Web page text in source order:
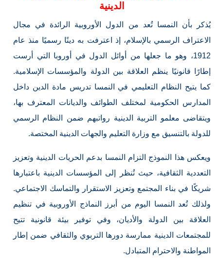
الدينية
يُذكر بأن النمسا تُعد من الدول الأوروبية الرائدة في مجال
الاعتراف الرسمي بالإسلام، إذ اعترفت به دينًا رسميًا منذ عام
1912، وهو ما جعلها من أوائل الدول في أوروبا التي أرست
إطارًا قانونيًا ينظم العلاقة بين الدولة والمؤسسات الإسلامية.
كما يتيح النظام التعليمي في النمسا تدريس مادة الدين داخل
المدارس الحكومية لمختلف الطوائف والديانات المعترف بها،
ويتقاضى معلمو التربية الدينية رواتبهم ضمن النظام الرسمي
للدولة بالتنسيق مع وزارة التعليم والجهات الدينية المختصة.
ويعكس هذا النموذج التزام النمسا بدعم الحريات الدينية وتعزيز
التعددية الثقافية، حيث تُنظر إلى المؤسسات الدينية باعتبارها
شريكًا في بناء المجتمع وتعزيز الاستقرار والتماسك الاجتماعي.
ولذلك تُعد النمسا اليوم من أبرز النماذج الأوروبية في تنظيم
العلاقة بين الدولة والأديان، وفي توفير بيئة قانونية تتيح
للمجتمعات الدينية ممارسة دورها التربوي والثقافي ضمن إطار
المواطنة والاحترام المتبادل.